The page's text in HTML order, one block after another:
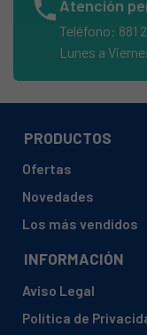
ZANUSSI,
ZANUSSI, FLS522C
ZANUSSI,
phone Atención
Teléfono: 881
Lunes a
PRODUCTOS
Ofertas
Novedades
Los más vendidos
INFORMACIÓN
Aviso Legal
Política de